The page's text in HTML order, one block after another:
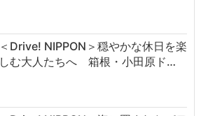
＜Drive! NIPPON＞穏やかな休日を楽
しむ大人たちへ 箱根・小田原ド…